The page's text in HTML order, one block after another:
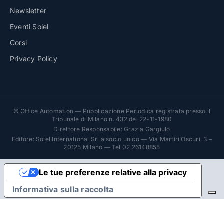
Newsletter
Eventi Soiel
Corsi
Privacy Policy
© Office Automation — Pubblicazione Periodica registrata presso il
Tribunale di Milano n. 432 del 22-11-1980
Direttore Responsabile: Grazia Gargiulo
Editore: Soiel International Srl a socio unico — Via Martiri Oscuri, 3 –
20125 Milano — Tel 02 26148855
Informativa sulla raccolta
Le tue preferenze relative alla privacy